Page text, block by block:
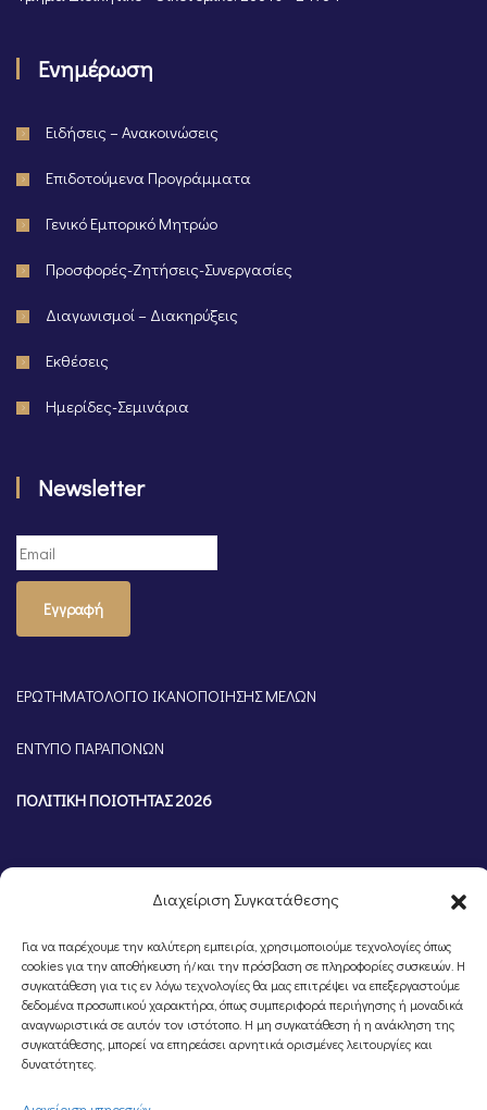
Διαχείριση Συγκατάθεσης
Για να παρέχουμε την καλύτερη εμπειρία, χρησιμοποιούμε τεχνολογίες όπως
cookies για την αποθήκευση ή/και την πρόσβαση σε πληροφορίες συσκευών. Η
συγκατάθεση για τις εν λόγω τεχνολογίες θα μας επιτρέψει να επεξεργαστούμε
δεδομένα προσωπικού χαρακτήρα, όπως συμπεριφορά περιήγησης ή μοναδικά
αναγνωριστικά σε αυτόν τον ιστότοπο. Η μη συγκατάθεση ή η ανάκληση της
συγκατάθεσης, μπορεί να επηρεάσει αρνητικά ορισμένες λειτουργίες και
δυνατότητες.
Ενημέρωση
Ειδήσεις – Ανακοινώσεις
Επιδοτούμενα Προγράμματα
Γενικό Εμπορικό Μητρώο
Προσφορές-Ζητήσεις-Συνεργασίες
Διαγωνισμοί – Διακηρύξεις
Εκθέσεις
Ημερίδες-Σεμινάρια
Newsletter
Εγγραφή
ΕΡΩΤΗΜΑΤΟΛΟΓΙΟ ΙΚΑΝΟΠΟΙΗΣΗΣ ΜΕΛΩΝ
ΕΝΤΥΠΟ ΠΑΡΑΠΟΝΩΝ
ΠΟΛΙΤΙΚΗ ΠΟΙΟΤΗΤΑΣ 2026
©Portal Επιμελητηρίου Ημαθίας, Powered byKnowledge A.E.